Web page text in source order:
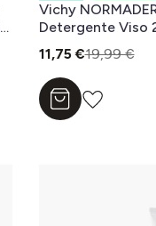
Vichy
Detergente Viso
11,75 €19,99 €
Aggiungi al